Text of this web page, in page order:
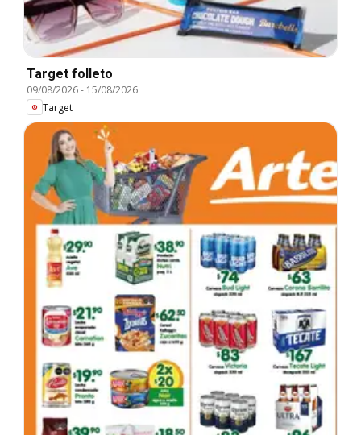
Target folleto
09/08/2026- 15/08/2026
Target